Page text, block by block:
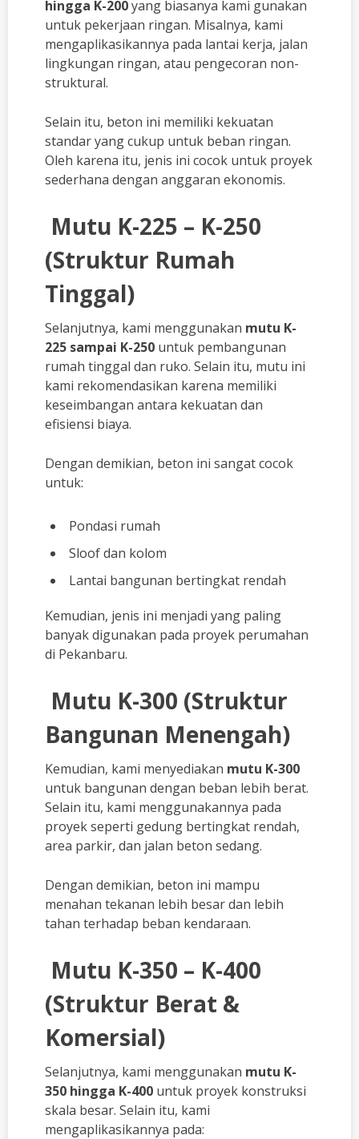
hingga K-200yang biasanya kami gunakan
untuk pekerjaan ringan. Misalnya, kami
mengaplikasikannya pada lantai kerja, jalan
lingkungan ringan, atau pengecoran non-
struktural.
Selain itu, beton ini memiliki kekuatan
standar yang cukup untuk beban ringan.
Oleh karena itu, jenis ini cocok untuk proyek
sederhana dengan anggaran ekonomis.
Mutu K-225 – K-250
(Struktur Rumah
Tinggal)
Selanjutnya, kami menggunakan mutu K-
225 sampai K-250untuk pembangunan
rumah tinggal dan ruko. Selain itu, mutu ini
kami rekomendasikan karena memiliki
keseimbangan antara kekuatan dan
efisiensi biaya.
Dengan demikian, beton ini sangat cocok
untuk:
Pondasi rumah
Sloof dan kolom
Lantai bangunan bertingkat rendah
Kemudian, jenis ini menjadi yang paling
banyak digunakan pada proyek perumahan
di Pekanbaru.
Mutu K-300 (Struktur
Bangunan Menengah)
Kemudian, kami menyediakan mutu K-300
untuk bangunan dengan beban lebih berat.
Selain itu, kami menggunakannya pada
proyek seperti gedung bertingkat rendah,
area parkir, dan jalan beton sedang.
Dengan demikian, beton ini mampu
menahan tekanan lebih besar dan lebih
tahan terhadap beban kendaraan.
Mutu K-350 – K-400
(Struktur Berat &
Komersial)
Selanjutnya, kami menggunakan mutu K-
350 hingga K-400untuk proyek konstruksi
skala besar. Selain itu, kami
mengaplikasikannya pada: